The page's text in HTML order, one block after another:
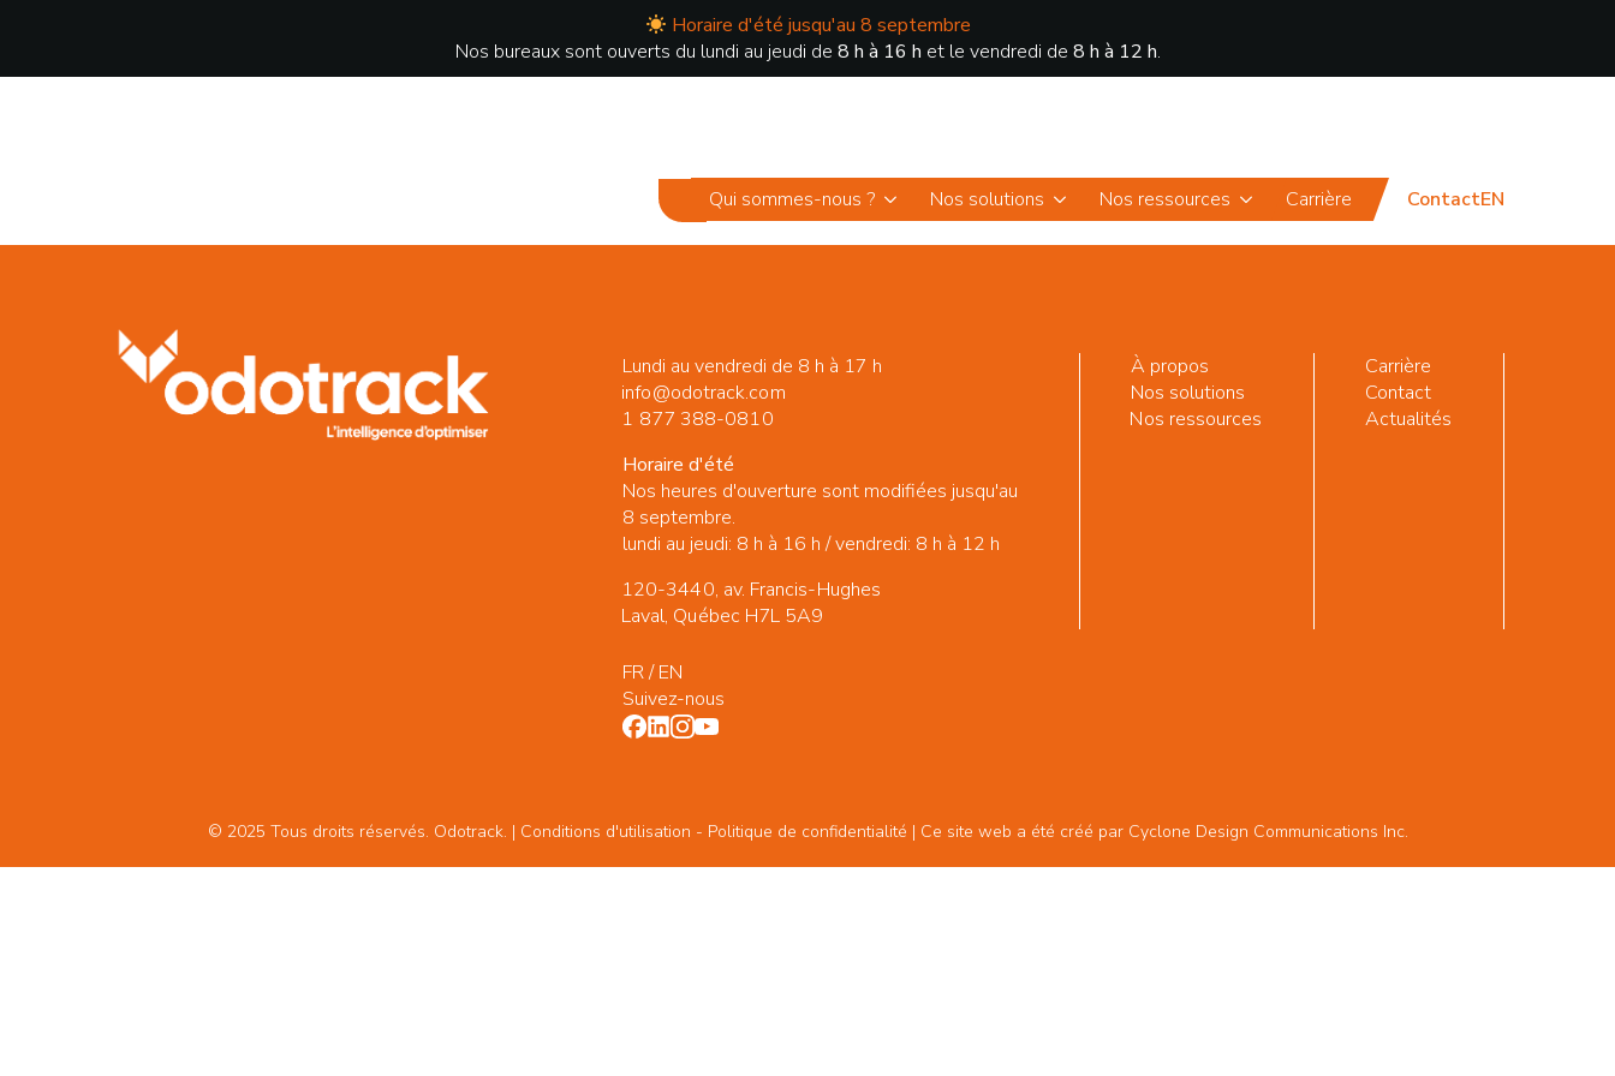
Horaire d'été jusqu'au 8 septembre
Nos bureaux sont ouverts du lundi au jeudi de 8 h à 16 h et le vendredi de 8 h à 12 h.
Qui sommes-nous ?
Nos solutions Nos ressources Carrière ContactEN
Lundi au vendredi de 8 h à 17 h
info@odotrack.com
1 877 388-0810
Horaire d'été
Nos heures d'ouverture sont modifiées jusqu'au
8 septembre.
lundi au jeudi: 8 h à 16 h / vendredi: 8 h à 12 h
120-3440, av. Francis-Hughes
Laval, Québec H7L 5A9
À propos
Nos solutions
Nos ressources
Carrière
Contact
Actualités
FR/EN
Suivez-nous
© 2025 Tous droits réservés. Odotrack. | Conditions d'utilisation - Politique de confidentialité | Ce site web a été créé par Cyclone Design Communications Inc.